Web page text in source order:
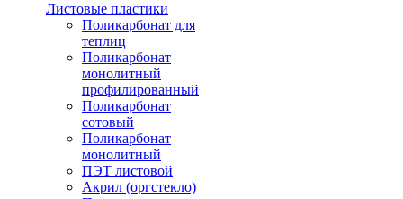
Листовые пластики
Поликарбонат для
теплиц
Поликарбонат
монолитный
профилированный
Поликарбонат
сотовый
Поликарбонат
монолитный
ПЭТ листовой
Акрил (оргстекло)